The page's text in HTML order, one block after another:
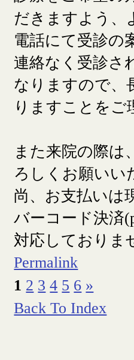
だきますよう、
電話にて受診の
連絡なく受診さ
なりますので、
りますことをご
また来院の際は
ろしくお願いい
尚、お支払いは
バーコード決済
対応しておりま
Permalink
1 2 3 4 5 6 »
Back To Index